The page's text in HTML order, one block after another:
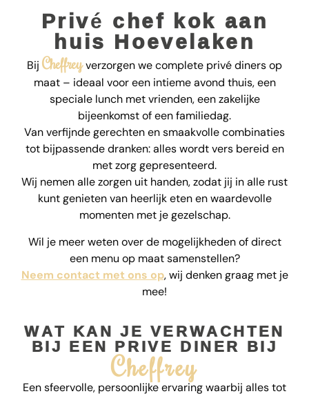
Privé chef kok aan
huis Hoevelaken
Bij Cheffreyverzorgen we complete privé diners op
maat – ideaal voor een intieme avond thuis, een
speciale lunch met vrienden, een zakelijke
bijeenkomst of een familiedag.
Van verfijnde gerechten en smaakvolle combinaties
tot bijpassende dranken: alles wordt vers bereid en
met zorg gepresenteerd.
Wij nemen alle zorgen uit handen, zodat jij in alle rust
kunt genieten van heerlijk eten en waardevolle
momenten met je gezelschap.
Wil je meer weten over de mogelijkheden of direct
een menu op maat samenstellen?
Neem contact met ons op, wij denken graag met je
mee!
WAT KAN JE VERWACHTEN
BIJ EEN PRIVE DINER BIJ
Cheffrey
Een sfeervolle, persoonlijke ervaring waarbij alles tot